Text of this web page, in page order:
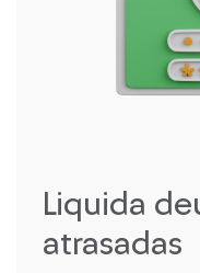
Liquida
atrasadas